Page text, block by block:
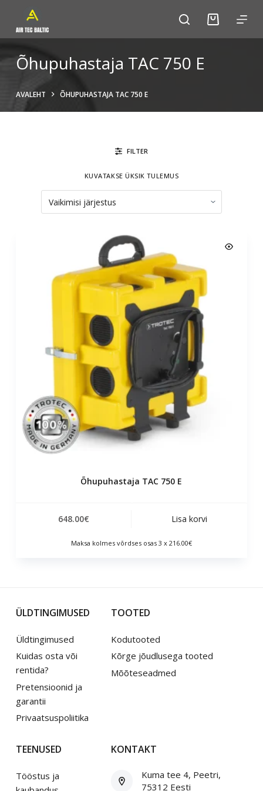
k
i
p
o
Õhupuhastaja TAC 750 E
AVALEHT ÕHUPUHASTAJA TAC 750 E
FILTER
KUVATAKSE ÜKSIK TULEMUS
Õhupuhastaja TAC 750 E
648.00€ Lisa korvi
Maksa kolmes võrdses osas 3 x 216.00€
ÜLDTINGIMUSED
Üldtingimused
Kuidas osta või
rentida?
Pretensioonid ja
garantii
Privaatsuspoliitika
TOOTED
Kodutooted
Kõrge jõudlusega tooted
Mõõteseadmed
TEENUSED
Tööstus ja
KONTAKT
Kuma tee 4, Peetri,
75312 Eesti